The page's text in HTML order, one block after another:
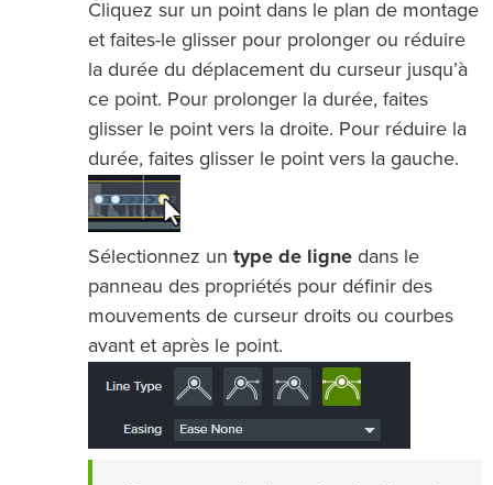
Cliquez sur un point dans le plan de montage
et faites-le glisser pour prolonger ou réduire
la durée du déplacement du curseur jusqu’à
ce point. Pour prolonger la durée, faites
glisser le point vers la droite. Pour réduire la
durée, faites glisser le point vers la gauche.
Sélectionnez un type de ligne dans le
panneau des propriétés pour définir des
mouvements de curseur droits ou courbes
avant et après le point.